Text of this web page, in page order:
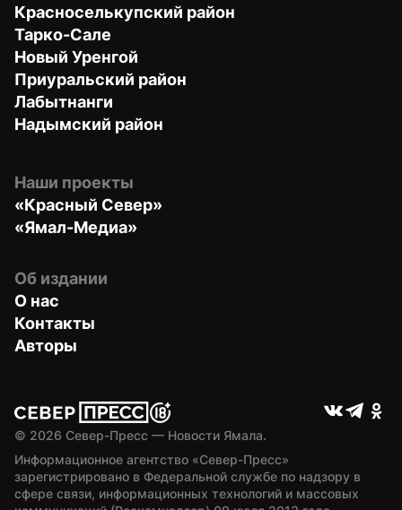
Красноселькупский район
Тарко-Сале
Новый Уренгой
Приуральский район
Лабытнанги
Надымский район
Наши проекты
«Красный Север»
«Ямал-Медиа»
Об издании
О нас
Контакты
Авторы
© 2026 Север-Пресс — Новости Ямала.
Информационное агентство «Север-Пресс»
зарегистрировано в Федеральной службе по надзору в
сфере связи, информационных технологий и массовых